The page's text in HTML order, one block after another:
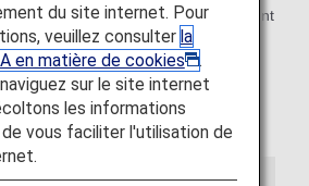
réponses aux questions fréquemment
réduite
du site internet. Pour
veuillez consulter la
en matière de cookies
.
sur le site internet
les informations
vous faciliter l'utilisation de